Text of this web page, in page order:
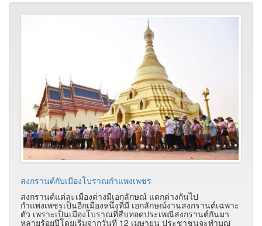
สงกรานต์กับเมืองโบราณกำแพงเพชร
สงกรานต์แต่ละเมืองต่างมีเอกลักษณ์ แตกต่างกันไป
กำแพงเพชรเป็นอีกเมืองหนึ่งที่มี เอกลักษณ์งานสงกรานต์เฉพาะ
ตัว เพราะเป็นเมืองโบราณที่สืบทอดประเพณีสงกรานต์กันมา
หลายร้อยปีโดยเริ่มจากวันที่ 12 เมษายน ประชาชนจะทำบุญ